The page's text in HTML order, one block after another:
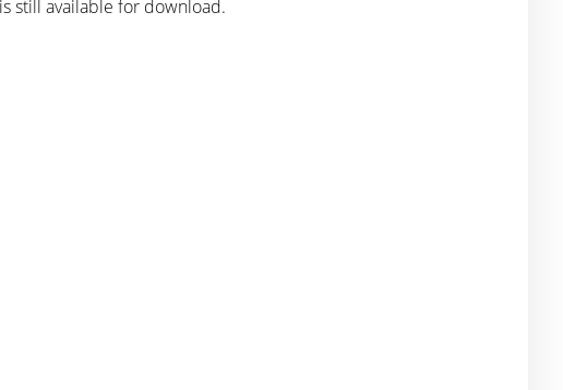
still available for download.